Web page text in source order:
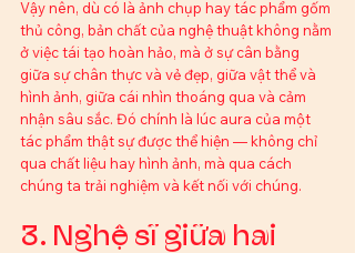
Vậy nên, dù có là ảnh chụp hay tác phẩm gốm
thủ công, bản chất của nghệ thuật không nằm
ở việc tái tạo hoàn hảo, mà ở sự cân bằng
giữa sự chân thực và vẻ đẹp, giữa vật thể và
hình ảnh, giữa cái nhìn thoáng qua và cảm
nhận sâu sắc. Đó chính là lúc aura của một
tác phẩm thật sự được thể hiện — không chỉ
qua chất liệu hay hình ảnh, mà qua cách
chúng ta trải nghiệm và kết nối với chúng.
3. Nghệ sĩ giữa hai